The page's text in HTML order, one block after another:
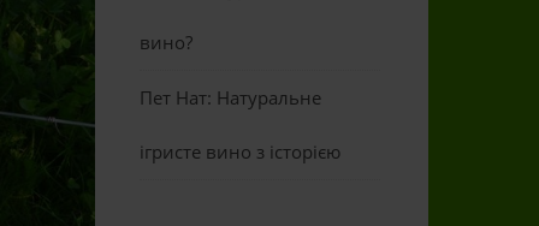
вино?
Пет Нат: Натуральне
ігристе вино з історією